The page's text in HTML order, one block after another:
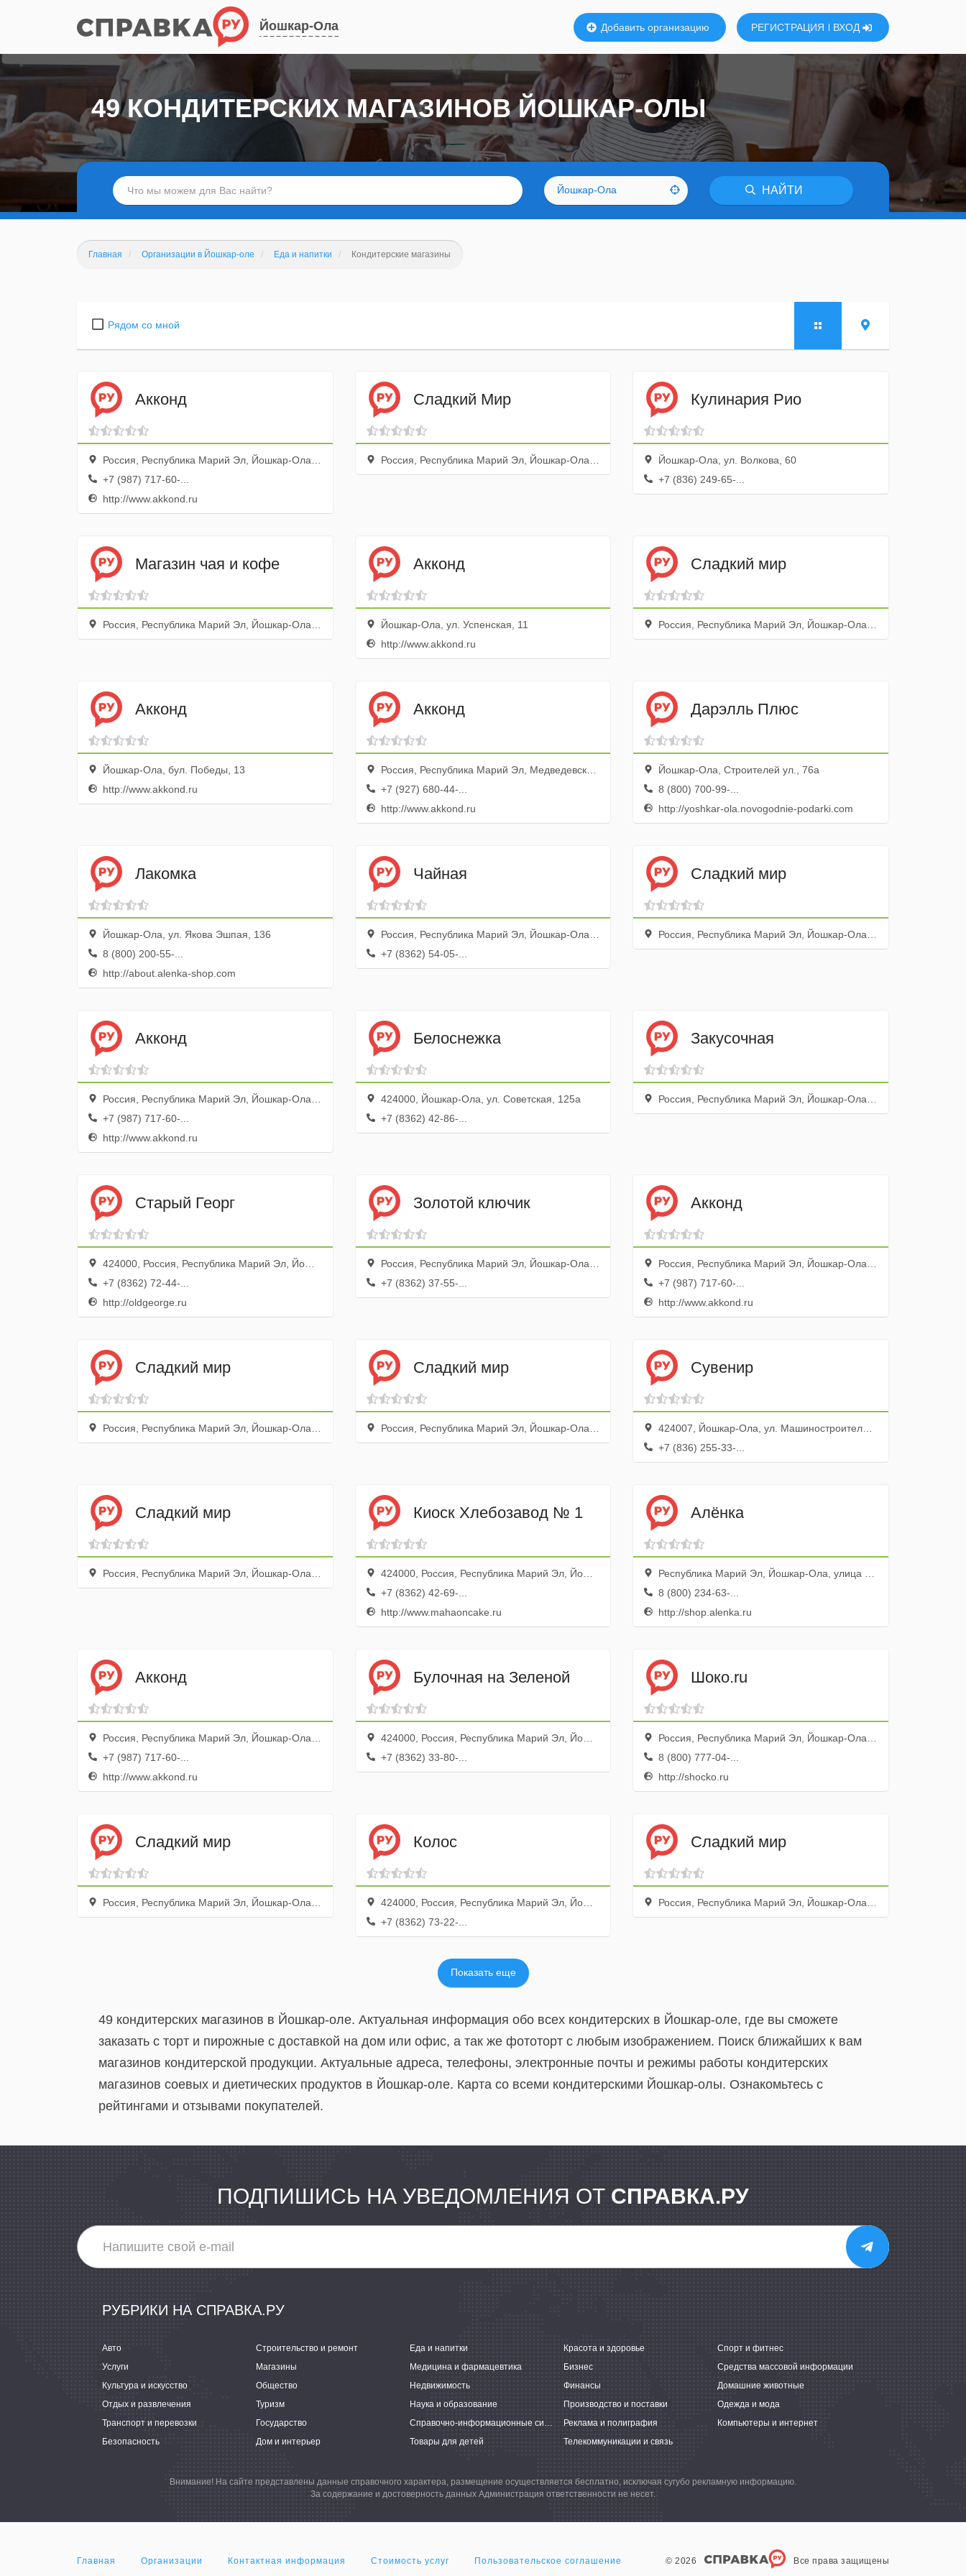
Йошкар-Ола Добавить организацию РЕГИСТРАЦИЯ ВХОД
Йошкар-Ола НАЙТИ
49 КОНДИТЕРСКИХ МАГАЗИНОВ ЙОШКАР-ОЛЫ
Главная Организации в Йошкар-оле Еда и напитки Кондитерские магазины
Рядом со мной
Акконд
Россия, Республика Марий Эл, Йошкар-Ола, улица Строителей, 19
+7 (987) 717-60-...
http://www.akkond.ru
Сладкий Мир
Россия, Республика Марий Эл, Йошкар-Ола, Красноармейская улица, 100Б
Кулинария Рио
Йошкар-Ола, ул. Волкова, 60
+7 (836) 249-65-...
Магазин чая и кофе
Россия, Республика Марий Эл, Йошкар-Ола, Красноармейская улица, 103
Акконд
Йошкар-Ола, ул. Успенская, 11
http://www.akkond.ru
Сладкий мир
Россия, Республика Марий Эл, Йошкар-Ола, улица Димитрова, 75
Акконд
Йошкар-Ола, бул. Победы, 13
http://www.akkond.ru
Акконд
Россия, Республика Марий Эл, Медведевский район, посёлок Знаменский, улица Черепанова, 8Б
+7 (927) 680-44-...
http://www.akkond.ru
Дарэлль Плюс
Йошкар-Ола, Строителей ул., 76а
8 (800) 700-99-...
http://yoshkar-ola.novogodnie-podarki.com
Лакомка
Йошкар-Ола, ул. Якова Эшпая, 136
8 (800) 200-55-...
http://about.alenka-shop.com
Чайная
Россия, Республика Марий Эл, Йошкар-Ола, Советская улица, 106
+7 (8362) 54-05-...
Сладкий мир
Россия, Республика Марий Эл, Йошкар-Ола, улица Героев Сталинградской Битвы, 17
Акконд
Россия, Республика Марий Эл, Йошкар-Ола, Пролетарская улица, 49
+7 (987) 717-60-...
http://www.akkond.ru
Белоснежка
424000, Йошкар-Ола, ул. Советская, 125а
+7 (8362) 42-86-...
Закусочная
Россия, Республика Марий Эл, Йошкар-Ола, улица Строителей, 1
Старый Георг
424000, Россия, Республика Марий Эл, Йошкар-Ола, улица Анциферова, 37
+7 (8362) 72-44-...
http://oldgeorge.ru
Золотой ключик
Россия, Республика Марий Эл, Йошкар-Ола, бульвар Чавайна, 12
+7 (8362) 37-55-...
Акконд
Россия, Республика Марий Эл, Йошкар-Ола, Успенская улица, 11
+7 (987) 717-60-...
http://www.akkond.ru
Сладкий мир
Россия, Республика Марий Эл, Йошкар-Ола, улица Мира, 70Б
Сладкий мир
Россия, Республика Марий Эл, Йошкар-Ола, улица Димитрова, 75
Сувенир
424007, Йошкар-Ола, ул. Машиностроителей, 128
+7 (836) 255-33-...
Сладкий мир
Россия, Республика Марий Эл, Йошкар-Ола, Первомайская улица, 81
Киоск Хлебозавод № 1
424000, Россия, Республика Марий Эл, Йошкар-Ола, бульвар Чавайна, 19, напротив Олимпа
+7 (8362) 42-69-...
http://www.mahaoncake.ru
Алёнка
Республика Марий Эл, Йошкар-Ола, улица Якова Эшпая, 136
8 (800) 234-63-...
http://shop.alenka.ru
Акконд
Россия, Республика Марий Эл, Йошкар-Ола, бульвар Победы, 13
+7 (987) 717-60-...
http://www.akkond.ru
Булочная на Зеленой
424000, Россия, Республика Марий Эл, Йошкар-Ола, Зелёная улица, 2А
+7 (8362) 33-80-...
Шоко.ru
Россия, Республика Марий Эл, Йошкар-Ола, улица Пугачёва, 1, оф. 210
8 (800) 777-04-...
http://shocko.ru
Сладкий мир
Россия, Республика Марий Эл, Йошкар-Ола, Кремлёвская улица, 28
Колос
424000, Россия, Республика Марий Эл, Йошкар-Ола, улица Баумана, 24
+7 (8362) 73-22-...
Сладкий мир
Россия, Республика Марий Эл, Йошкар-Ола, улица Героев Сталинградской Битвы
Показать еще
49 кондитерских магазинов в Йошкар-оле. Актуальная информация обо всех кондитерских в Йошкар-оле, где вы сможете
заказать с торт и пирожные с доставкой на дом или офис, а так же фототорт с любым изображением. Поиск ближайших к вам
магазинов кондитерской продукции. Актуальные адреса, телефоны, электронные почты и режимы работы кондитерских
магазинов соевых и диетических продуктов в Йошкар-оле. Карта со всеми кондитерскими Йошкар-олы. Ознакомьтесь с
рейтингами и отзывами покупателей.
ПОДПИШИСЬ НА УВЕДОМЛЕНИЯ ОТ СПРАВКА.РУ
РУБРИКИ НА СПРАВКА.РУ
Авто Строительство и ремонт Еда и напитки Красота и здоровье
Спорт и фитнес
Услуги
Магазины Медицина и фармацевтика Бизнес
Средства массовой информации
Культура и искусство
Общество Недвижимость Финансы
Домашние животные
Отдых и развлечения
Туризм Наука и образование Производство и поставки
Одежда и мода
Транспорт и перевозки
Государство Справочно-информационные системы Реклама и полиграфия
Компьютеры и интернет
Безопасность
Дом и интерьер Товары для детей Телекоммуникации и связь
Внимание! На сайте представлены данные справочного характера, размещение осуществляется бесплатно, исключая сугубо рекламную информацию.
За содержание и достоверность данных Администрация ответственности не несет.
Главная Организации Контактная информация Стоимость услуг Пользовательское соглашение © 2026 Все права защищены